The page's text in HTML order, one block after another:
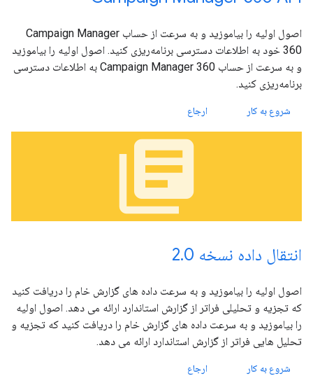
اصول اولیه را بیاموزید و به سرعت از حساب Campaign Manager
360 خود به اطلاعات دسترسی برنامه‌ریزی کنید. اصول اولیه را بیاموزید
و به سرعت از حساب Campaign Manager 360 به اطلاعات دسترسی
برنامه‌ریزی کنید.
شروع به کار ارجاع
library_books
انتقال داده نسخه 2.0
اصول اولیه را بیاموزید و به سرعت داده های گزارش خام را دریافت کنید
که تجزیه و تحلیلی فراتر از گزارش استاندارد ارائه می دهد. اصول اولیه
را بیاموزید و به سرعت داده های گزارش خام را دریافت کنید که تجزیه و
تحلیل هایی فراتر از گزارش استاندارد ارائه می دهد.
شروع به کار ارجاع